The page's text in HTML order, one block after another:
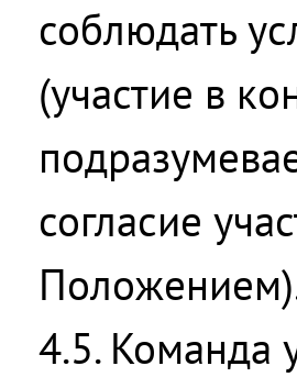
соблюдать
(участие в
согласие
4.5. Команда